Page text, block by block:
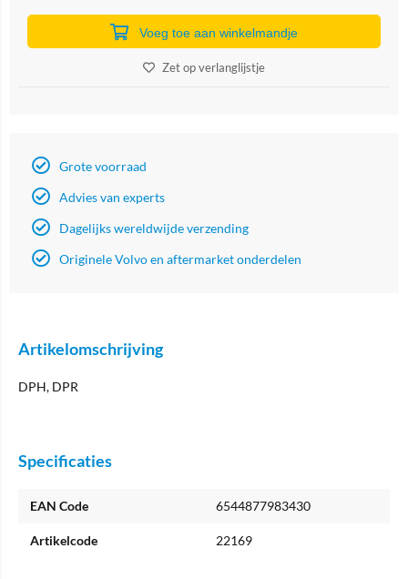
Voeg toe aan winkelmandje
Zet op verlanglijstje
Grote voorraad
Advies van experts
Dagelijks wereldwijde verzending
Originele Volvo en aftermarket onderdelen
Artikelomschrijving
DPH, DPR
Specificaties
EAN Code 6544877983430
Artikelcode 22169